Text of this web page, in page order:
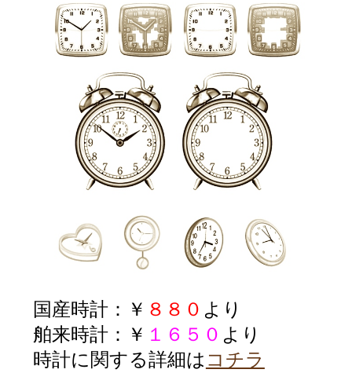
国産時計：￥ ８８０ より
舶来時計：￥ １６５０ より
時計に関する詳細は コチラ